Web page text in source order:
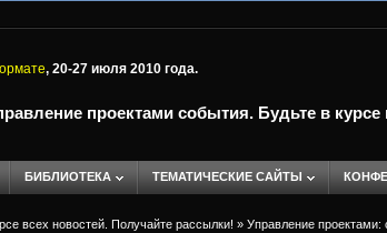
, 20-27 июля 2010 года.
проектами события. Будьте в
БИБЛИОТЕКА ТЕМАТИЧЕСКИЕ САЙТЫ
всех новостей. Получайте рассылки! » Управление проектами: